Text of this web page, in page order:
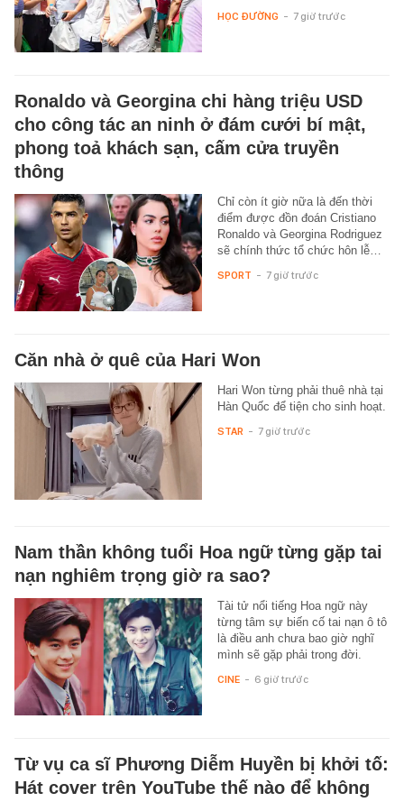
HỌC ĐƯỜNG - 7 giờ trước
Ronaldo và Georgina chi hàng triệu USD
cho công tác an ninh ở đám cưới bí mật,
phong toả khách sạn, cấm cửa truyền
thông
Chỉ còn ít giờ nữa là đến thời
điểm được đồn đoán Cristiano
Ronaldo và Georgina Rodriguez
sẽ chính thức tổ chức hôn lễ…
SPORT - 7 giờ trước
Căn nhà ở quê của Hari Won
Hari Won từng phải thuê nhà tại
Hàn Quốc để tiện cho sinh hoạt.
STAR - 7 giờ trước
Nam thần không tuổi Hoa ngữ từng gặp tai
nạn nghiêm trọng giờ ra sao?
Tài tử nổi tiếng Hoa ngữ này
từng tâm sự biến cố tai nạn ô tô
là điều anh chưa bao giờ nghĩ
mình sẽ gặp phải trong đời.
CINE - 6 giờ trước
Từ vụ ca sĩ Phương Diễm Huyền bị khởi tố:
Hát cover trên YouTube thế nào để không